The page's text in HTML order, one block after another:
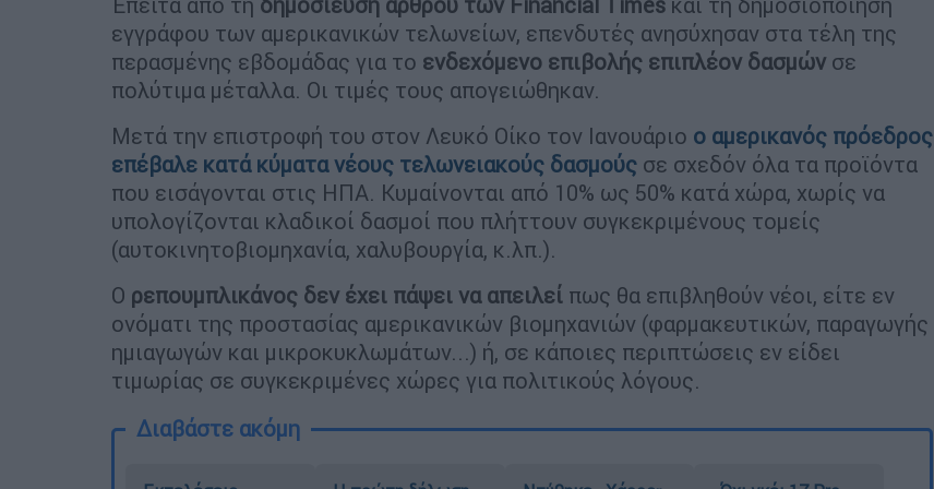
εγγράφου των αμερικανικών τελωνείων, επενδυτές ανησύχησαν στα τέλη της
περασμένης εβδομάδας για το ενδεχόμενο επιβολής επιπλέον δασμών σε
πολύτιμα μέταλλα. Οι τιμές τους απογειώθηκαν.
Μετά την επιστροφή του στον Λευκό Οίκο τον Ιανουάριο ο αμερικανός πρόεδρος
επέβαλε κατά κύματα νέους τελωνειακούς δασμούς σε σχεδόν όλα τα προϊόντα
που εισάγονται στις ΗΠΑ. Κυμαίνονται από 10% ως 50% κατά χώρα, χωρίς να
υπολογίζονται κλαδικοί δασμοί που πλήττουν συγκεκριμένους τομείς
(αυτοκινητοβιομηχανία, χαλυβουργία, κ.λπ.).
Ο ρεπουμπλικάνος δεν έχει πάψει να απειλεί πως θα επιβληθούν νέοι, είτε εν
ονόματι της προστασίας αμερικανικών βιομηχανιών (φαρμακευτικών, παραγωγής
ημιαγωγών και μικροκυκλωμάτων...) ή, σε κάποιες περιπτώσεις εν είδει
τιμωρίας σε συγκεκριμένες χώρες για πολιτικούς λόγους.
Διαβάστε ακόμη